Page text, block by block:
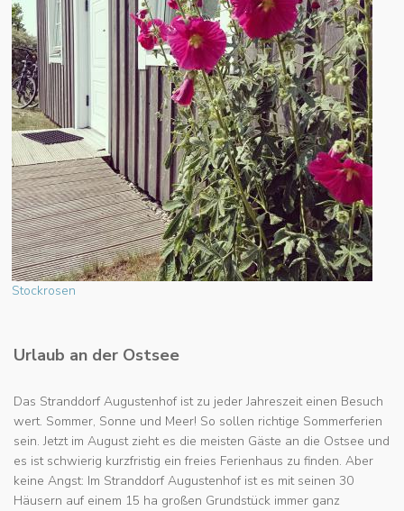
Stockrosen
Urlaub an der Ostsee
Das Stranddorf Augustenhof ist zu jeder Jahreszeit einen Besuch
wert. Sommer, Sonne und Meer! So sollen richtige Sommerferien
sein. Jetzt im August zieht es die meisten Gäste an die Ostsee und
es ist schwierig kurzfristig ein freies Ferienhaus zu finden. Aber
keine Angst: Im Stranddorf Augustenhof ist es mit seinen 30
Häusern auf einem 15 ha großen Grundstück immer ganz